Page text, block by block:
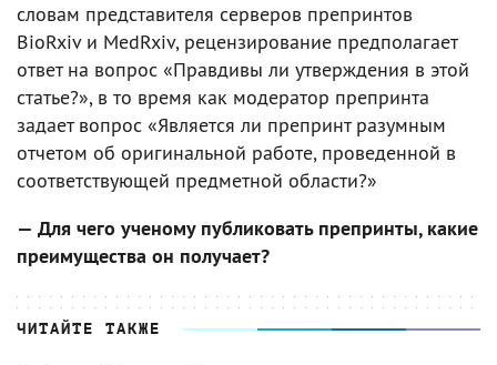
словам представителя cерверов препринтов
BioRxiv и MedRxiv, рецензирование предполагает
ответ на вопрос «Правдивы ли утверждения в этой
статье?», в то время как модератор препринта
задает вопрос «Является ли препринт разумным
отчетом об оригинальной работе, проведенной в
соответствующей предметной области?»
— Для чего ученому публиковать препринты, какие
преимущества он получает?
ЧИТАЙТЕ ТАКЖЕ